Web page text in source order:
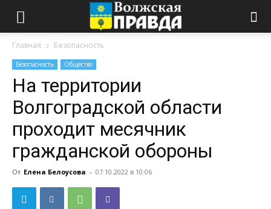
Главная Безопасность
Безопасность Общество
На территории
Волгоградской области
проходит месячник
гражданской обороны
От Елена Белоусова - 07.10.2022 в 10:06